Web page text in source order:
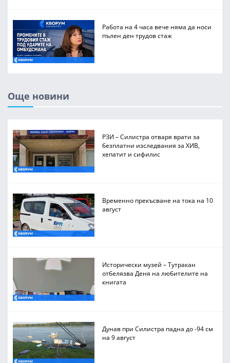
Работа на 4 часа вече няма да носи
пълен ден трудов стаж
Още новини
РЗИ – Силистра отваря врати за
безплатни изследвания за ХИВ,
хепатит и сифилис
Временно прекъсване на тока на 10
август
Исторически музей – Тутракан
отбелязва Деня на любителите на
книгата
Дунав при Силистра падна до -94 см
на 9 август